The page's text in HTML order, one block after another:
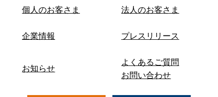
個人のお客さま 法人のお客さま
企業情報 プレスリリース
お知らせ
よくあるご質問
お問い合わせ